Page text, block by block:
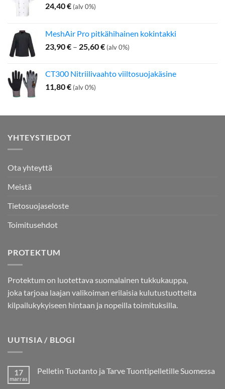
24,40€ (alv 0%)
MeshAir Pro pitkähihainen kokintakki
23,90€ – 25,60€Hintaluokka:
25,60 €
(alv 0%)
CT300 Nitriilivaahto viiltosuojakäsine
11,80€ (alv 0%)
YHTEYSTIEDOT
Ota yhteyttä
Meistä
Tietosuojaseloste
Toimitusehdot
PROTEKTUM
Protektum on luotettava suomalainen tukkukauppa,
joka tarjoaa laajan valikoiman erilaisia kulutustuotteita
kilpailukykyiseen hintaan ja nopeilla toimituksilla.
UUTISIA / BLOGI
17
marras
Pelletin Tuotanto ja Tarve Tuontipelletille Suomessa